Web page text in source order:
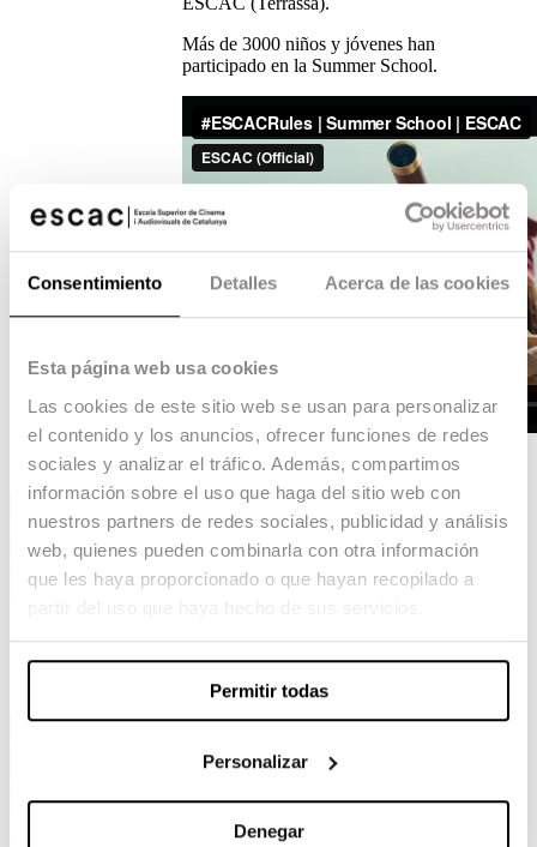
Consentimiento Detalles Acerca de las cookies
Esta página web usa cookies
Las cookies de este sitio web se usan para personalizar
el contenido y los anuncios, ofrecer funciones de redes
sociales y analizar el tráfico. Además, compartimos
información sobre el uso que haga del sitio web con
nuestros partners de redes sociales, publicidad y análisis
web, quienes pueden combinarla con otra información
que les haya proporcionado o que hayan recopilado a
Permitir todas
Personalizar
Denegar
Más de 3000 niños y jóvenes han
participado en la Summer School.
Summer
School
Colonias
Cursos de